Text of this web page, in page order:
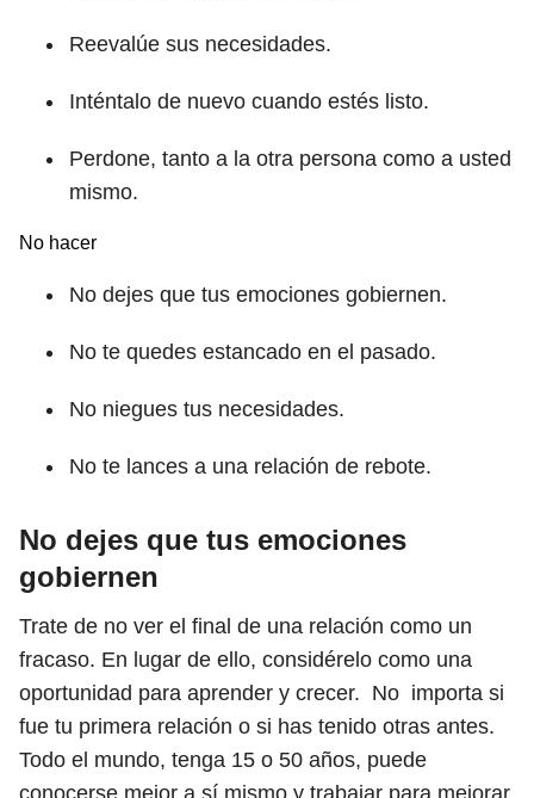
Reevalúe sus necesidades.
Inténtalo de nuevo cuando estés listo.
Perdone, tanto a la otra persona como a usted
mismo.
No hacer
No dejes que tus emociones gobiernen.
No te quedes estancado en el pasado.
No niegues tus necesidades.
No te lances a una relación de rebote.
No dejes que tus emociones
gobiernen
Trate de no ver el final de una relación como un
fracaso. En lugar de ello, considérelo como una
oportunidad para aprender y crecer. No importa si
fue tu primera relación o si has tenido otras antes.
Todo el mundo, tenga 15 o 50 años, puede
conocerse mejor a sí mismo y trabajar para mejorar